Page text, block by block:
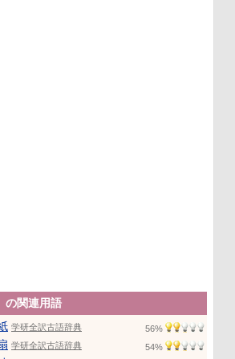
の関連用語
学研全訳古語辞典 56%
学研全訳古語辞典 54%